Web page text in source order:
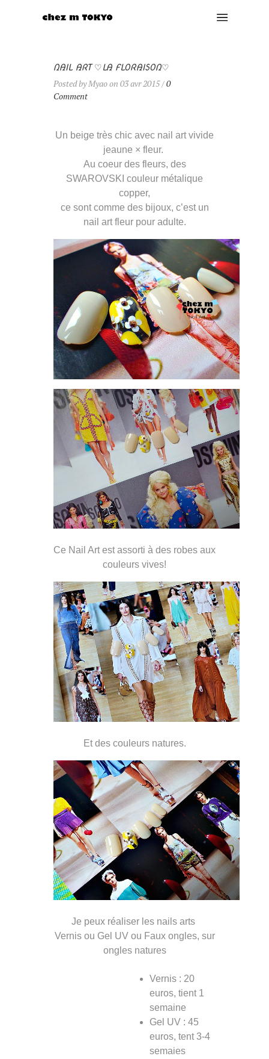
NAIL ART ♡LA FLORAISON♡
Posted by Myao on 03 avr 2015 /0
Comment
Un beige très chic avec nail art vivide
jeaune × fleur.
Au coeur des fleurs, des
SWAROVSKI couleur métalique
copper,
ce sont comme des bijoux, c’est un
nail art fleur pour adulte.
Ce Nail Art est assorti à des robes aux
couleurs vives!
Et des couleurs natures.
Je peux réaliser les nails arts
Vernis ou Gel UV ou Faux ongles, sur
ongles natures
Vernis : 20
euros, tient 1
semaine
Gel UV : 45
euros, tent 3-4
semaies